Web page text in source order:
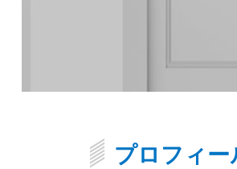
プロフィー